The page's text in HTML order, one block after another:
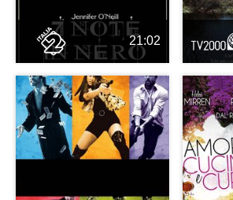
21:02